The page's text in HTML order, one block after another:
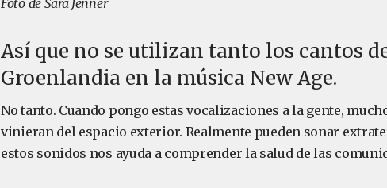
Foto de Sara Jenner
Así que no se utilizan tanto los cantos
Groenlandia en la música New Age.
No tanto. Cuando pongo estas vocalizaciones a la gente,
vinieran del espacio exterior. Realmente pueden sonar
estos sonidos nos ayuda a comprender la salud de las